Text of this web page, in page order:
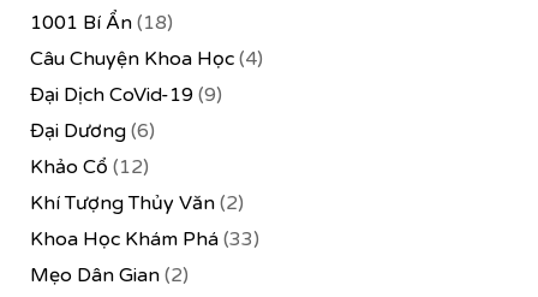
1001 Bí Ẩn(18)
Câu Chuyện Khoa Học(4)
Đại Dịch CoVid-19(9)
Đại Dương(6)
Khảo Cổ (12)
Khí Tượng Thủy Văn(2)
Khoa Học Khám Phá(33)
Mẹo Dân Gian(2)